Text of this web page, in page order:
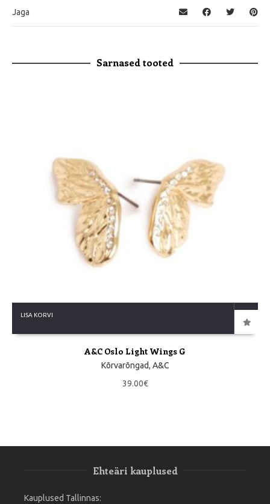
Jaga
Sarnased tooted
LISA KORVI
A&C Oslo Light Wings G
Kõrvarõngad, A&C
39.00€
Ehteäri kauplused
Kauplused Tallinnas: